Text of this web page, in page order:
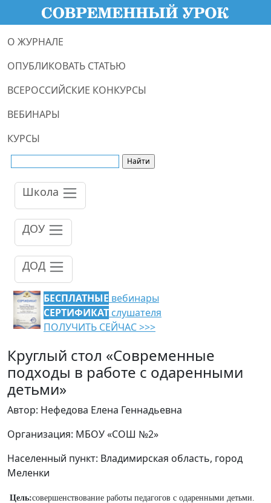
О ЖУРНАЛЕ
ОПУБЛИКОВАТЬ СТАТЬЮ
ВСЕРОССИЙСКИЕ КОНКУРСЫ
ВЕБИНАРЫ
КУРСЫ
Школа
ДОУ
ДОД
БЕСПЛАТНЫЕ вебинары
СЕРТИФИКАТ слушателя
ПОЛУЧИТЬ СЕЙЧАС >>>
Круглый стол «Современные
подходы в работе с одаренными
детьми»
Автор: Нефедова Елена Геннадьевна
Организация: МБОУ «СОШ №2»
Населенный пункт: Владимирская область, город
Меленки
Цель:совершенствование работы педагогов с одаренными детьми.